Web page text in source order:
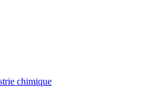
chimique